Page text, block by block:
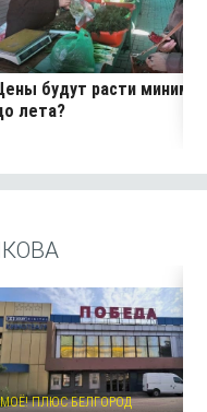
будут расти
лета?
МОЁ! ПЛЮС БЕЛГОРОД